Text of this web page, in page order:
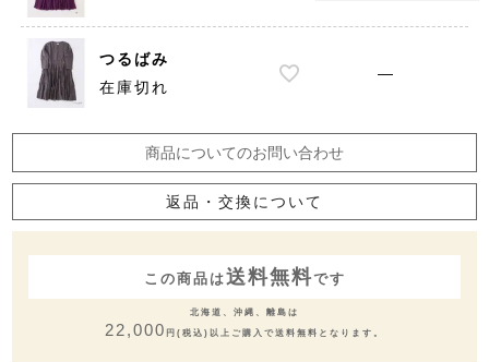
つるばみ
在庫切れ
—
商品についてのお問い合わせ
返品・交換について
この商品は送料無料です
北海道、沖縄、離島は
22,000 円(税込)以上ご購入で送料無料となります。